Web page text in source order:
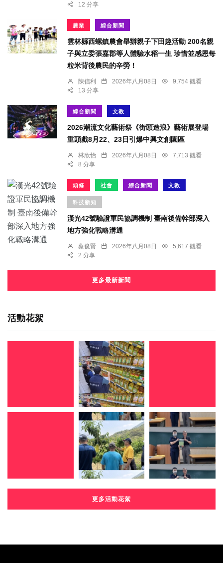
12 分享
農業 綜合新聞
雲林縣西螺鎮農會舉辦親子下田趣活動 200名親
子與立委張嘉郡等人體驗水稻一生 珍惜並感恩每
粒米背後農民的辛勞！
陳信利 2026年八月08日
9,754 觀看
13 分享
綜合新聞 文教
2026潮流文化藝術祭《街頭造浪》藝術展登場
重頭戲8月22、23日引爆中興文創園區
林欣怡 2026年八月08日
7,713 觀看
8 分享
頭條 社會 綜合新聞 文教
科技新知
漢光42號驗證軍民協調機制 臺南後備幹部深入
地方強化戰略溝通
蔡俊賢 2026年八月08日
5,617 觀看
2 分享
更多最新新聞
活動花絮
更多活動花絮